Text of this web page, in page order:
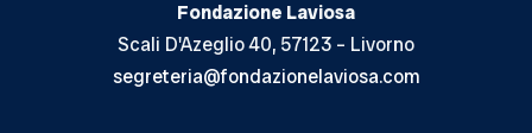
Fondazione Laviosa
Scali D'Azeglio 40, 57123 – Livorno
segreteria@fondazionelaviosa.com